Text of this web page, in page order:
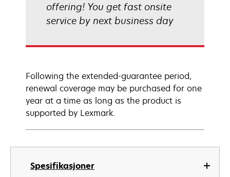
Spesifikasjoner
offering! You get fast onsite
service by next business day
Following the extended-guarantee period,
renewal coverage may be purchased for one
year at a time as long as the product is
supported by Lexmark.